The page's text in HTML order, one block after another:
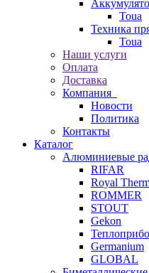
Toua
Техника
Toua
Наши услуги
Оплата
Доставка
Компания
Новости
Политика
Контакты
Каталог
Алюминиевые
RIFAR
Royal
ROMMER
STOUT
Gekon
Germanium
GLOBAL